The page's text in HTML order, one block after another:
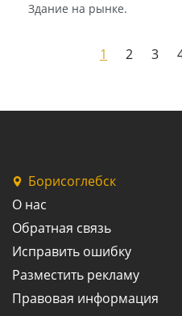
Здание на рынке.
1 2 3
Борисоглебск
О нас
Обратная связь
Исправить ошибку
Разместить рекламу
Правовая информация